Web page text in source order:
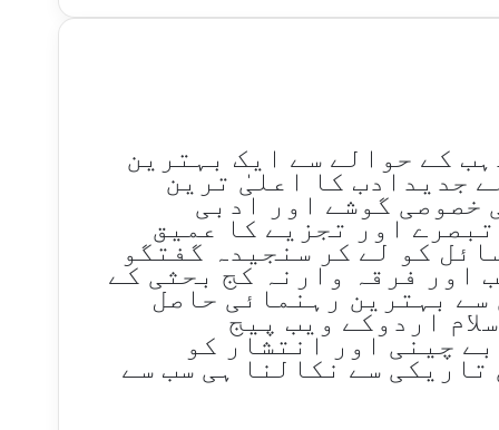
کے حوالے سے ایک بہترین
جدیدادب کا اعلیٰ ترین
خصوصی گوشے اور ادبی
اور تجزیے کا عمیق
کو لے کر سنجیدہ گفتگو
اور فرقہ وارنہ کج بحثی کے
سے بہترین رہنمائی حاصل
اردوکے ویب پیج
چینی اور انتشار کو
سے نکالنا ہی سب سے